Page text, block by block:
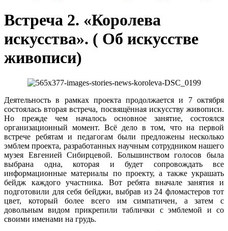
Встреча 2. «Королева
искусства». ( Об искусстве
живописи)
Деятельность в рамках проекта продолжается и 7 октября
состоялась вторая встреча, посвящённая искусству живописи.
Но прежде чем началось основное занятие, состоялся
организационный момент. Всё дело в том, что на первой
встрече ребятам и педагогам были предложены несколько
эмблем проекта, разработанных научным сотрудником нашего
музея Евгенией Сибирцевой. Большинством голосов была
выбрана одна, которая и будет сопровождать все
информационные материалы по проекту, а также украшать
бейдж каждого участника. Вот ребята вначале занятия и
подготовили для себя бейджи, выбрав из 24 фломастеров тот
цвет, который более всего им симпатичен, а затем с
довольным видом прикрепили таблички с эмблемой и со
своими именами на грудь.